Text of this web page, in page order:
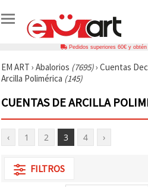
Pedidos superiores 60€ y obtén
EM ART › Abalorios (7695)› Cuentas
Arcilla Polimérica (145)
CUENTAS DE ARCILLA
‹ 1 2 3 4 ›
FILTROS